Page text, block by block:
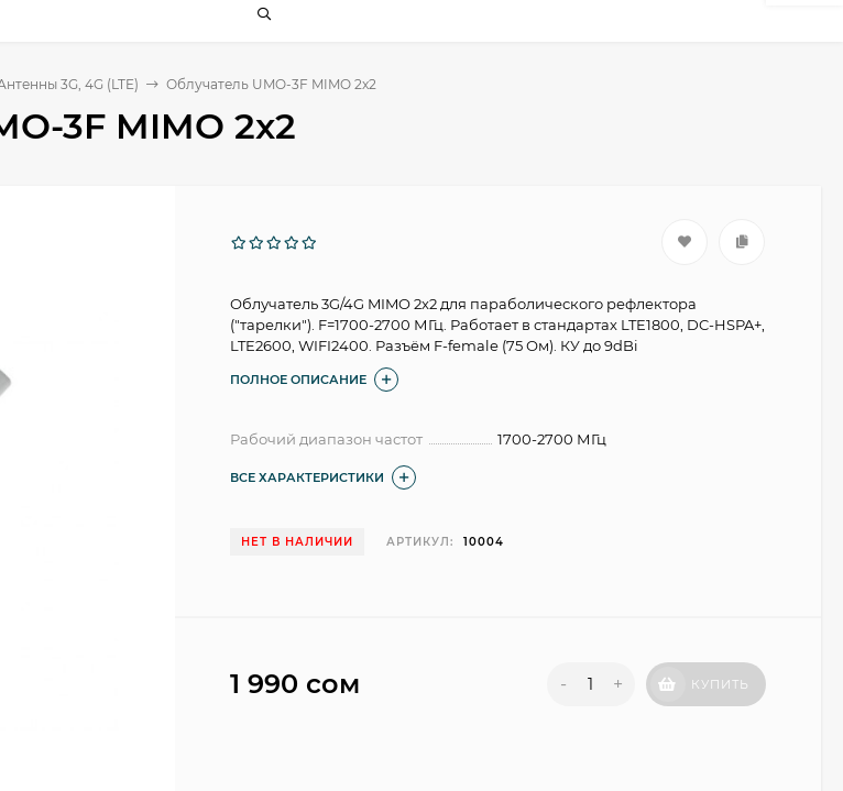
3G, 4G (LTE) Облучатель UMO-3F MIMO 2x2
3F MIMO 2x2
Облучатель 3G/4G MIMO 2x2 для параболического рефлектора
("тарелки"). F=1700-2700 МГц. Работает в стандартах LTE1800, DC-HSPA+,
LTE2600, WIFI2400. Разъём F-female (75 Ом). КУ до 9dBi
ПОЛНОЕ ОПИСАНИЕ
Рабочий диапазон частот 1700-2700 МГц
ВСЕ ХАРАКТЕРИСТИКИ
НЕТ В НАЛИЧИИ АРТИКУЛ: 10004
1 990 сом - + КУПИТЬ